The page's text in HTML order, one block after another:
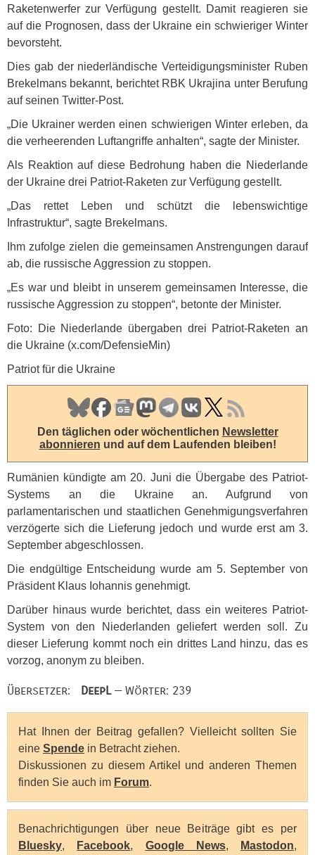
Raketenwerfer zur Verfügung gestellt. Damit reagieren sie
auf die Prognosen, dass der Ukraine ein schwieriger Winter
bevorsteht.
Dies gab der niederländische Verteidigungsminister Ruben
Brekelmans bekannt, berichtet RBK Ukrajina unter Berufung
auf seinen Twitter-Post.
„Die Ukrainer werden einen schwierigen Winter erleben, da
die verheerenden Luftangriffe anhalten“, sagte der Minister.
Als Reaktion auf diese Bedrohung haben die Niederlande
der Ukraine drei Patriot-Raketen zur Verfügung gestellt.
„Das rettet Leben und schützt die lebenswichtige
Infrastruktur“, sagte Brekelmans.
Ihm zufolge zielen die gemeinsamen Anstrengungen darauf
ab, die russische Aggression zu stoppen.
„Es war und bleibt in unserem gemeinsamen Interesse, die
russische Aggression zu stoppen“, betonte der Minister.
Foto: Die Niederlande übergaben drei Patriot-Raketen an
die Ukraine (x.com/DefensieMin)
Patriot für die Ukraine
Den täglichen oder wöchentlichen Newsletter
abonnieren und auf dem Laufenden bleiben!
Rumänien kündigte am 20. Juni die Übergabe des Patriot-
Systems an die Ukraine an. Aufgrund von
parlamentarischen und staatlichen Genehmigungsverfahren
verzögerte sich die Lieferung jedoch und wurde erst am 3.
September abgeschlossen.
Die endgültige Entscheidung wurde am 5. September von
Präsident Klaus Iohannis genehmigt.
Darüber hinaus wurde berichtet, dass ein weiteres Patriot-
System von den Niederlanden geliefert werden soll. Zu
dieser Lieferung kommt noch ein drittes Land hinzu, das es
vorzog, anonym zu bleiben.
Übersetzer: DeepL— Wörter: 239
Hat Ihnen der Beitrag gefallen? Vielleicht sollten Sie
eine Spende in Betracht ziehen.
Diskussionen zu diesem Artikel und anderen Themen
finden Sie auch im Forum.
Benachrichtigungen über neue Beiträge gibt es per
Bluesky, Facebook, Google News, Mastodon,